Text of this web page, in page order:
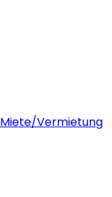
Miete/Vermietung